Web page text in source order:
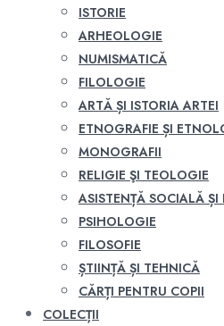
ISTORIE
ARHEOLOGIE
NUMISMATICĂ
FILOLOGIE
ARTĂ ȘI ISTORIA ARTEI
ETNOGRAFIE ȘI
MONOGRAFII
RELIGIE ŞI TEOLOGIE
ASISTENȚĂ SOCIALĂ ȘI
PSIHOLOGIE
FILOSOFIE
ȘTIINȚĂ ȘI TEHNICĂ
CĂRȚI PENTRU COPII
COLECȚII